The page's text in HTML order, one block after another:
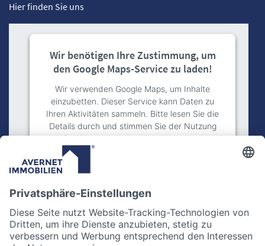
Hier finden Sie uns
Wir benötigen Ihre Zustimmung, um
den Google Maps-Service zu laden!
Wir verwenden Google Maps, um Inhalte
einzubetten. Dieser Service kann Daten zu
Ihren Aktivitäten sammeln. Bitte lesen Sie die
Details durch und stimmen Sie der Nutzung
des Service zu, um diese Inhalte anzuzeigen.
Akzeptieren
powered by Usercentrics Consent
Management Platform